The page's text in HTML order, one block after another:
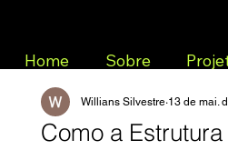
Home Sobre
Como a
Willians Silvestre 13 de mai.